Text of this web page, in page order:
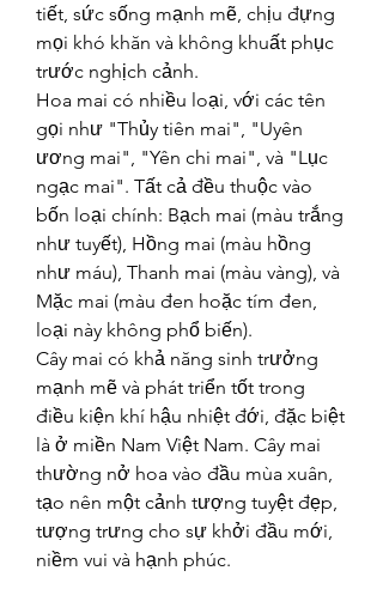
tiết, sức sống mạnh mẽ, chịu đựng
mọi khó khăn và không khuất phục
trước nghịch cảnh.
Hoa mai có nhiều loại, với các tên
gọi như "Thủy tiên mai", "Uyên
ương mai", "Yên chi mai", và "Lục
ngạc mai". Tất cả đều thuộc vào
bốn loại chính: Bạch mai (màu trắng
như tuyết), Hồng mai (màu hồng
như máu), Thanh mai (màu vàng), và
Mặc mai (màu đen hoặc tím đen,
loại này không phổ biến).
Cây mai có khả năng sinh trưởng
mạnh mẽ và phát triển tốt trong
điều kiện khí hậu nhiệt đới, đặc biệt
là ở miền Nam Việt Nam. Cây mai
thường nở hoa vào đầu mùa xuân,
tạo nên một cảnh tượng tuyệt đẹp,
tượng trưng cho sự khởi đầu mới,
niềm vui và hạnh phúc.